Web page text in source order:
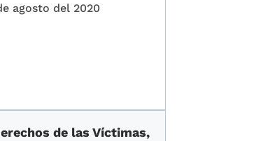
agosto del 2020
de las Víctimas,